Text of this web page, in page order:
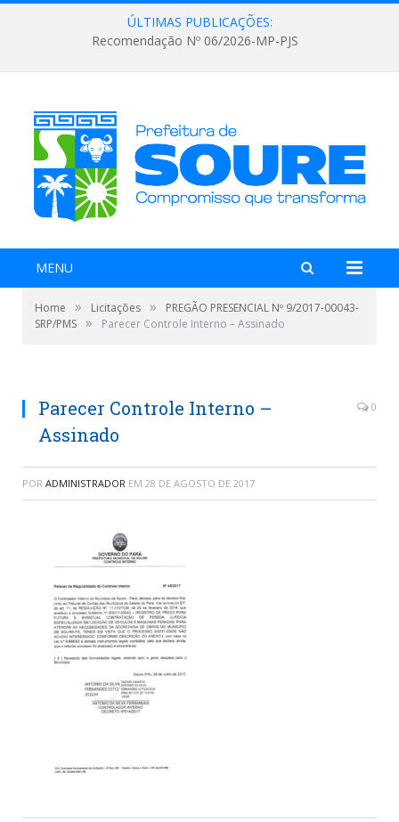
ÚLTIMAS PUBLICAÇÕES:
Recomendação Nº 06/2026-MP-PJS
MENU
Home » Licitações »
PREGÃO PRESENCIAL Nº 9/2017-00043-
SRP/PMS » Parecer Controle Interno – Assinado
Parecer Controle Interno –
Assinado
0
POR ADMINISTRADOR EM 28 DE AGOSTO DE 2017